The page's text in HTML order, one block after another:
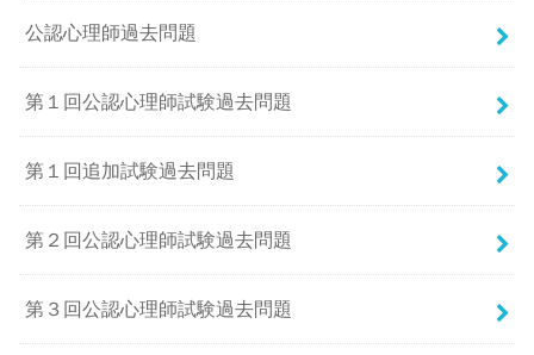
公認心理師過去問題
第１回公認心理師試験過去問題
第１回追加試験過去問題
第２回公認心理師試験過去問題
第３回公認心理師試験過去問題